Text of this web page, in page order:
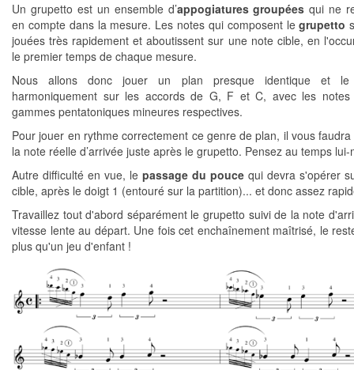
Un grupetto est un ensemble d’appogiatures groupées qui ne
en compte dans la mesure. Les notes qui composent legrupetto
jouées très rapidement et aboutissent sur une note cible, en
le premier temps de chaque mesure.
Nous allons donc jouer un plan presque identique et le
harmoniquement sur les accords de G, F et C, avec les
gammes pentatoniques mineures respectives.
Pour jouer en rythme correctement ce genre de plan, il vous
la note réelle d’arrivée juste après le grupetto. Pensez au temps lui-
Autre difficulté en vue, le passage du pouce qui devra s'opérer
cible, après le doigt 1 (entouré sur la partition)... et donc assez
Travaillez tout d'abord séparément le grupetto suivi de la note
vitesse lente au départ. Une fois cet enchaînement maîtrisé, le
plus qu'un jeu d'enfant !